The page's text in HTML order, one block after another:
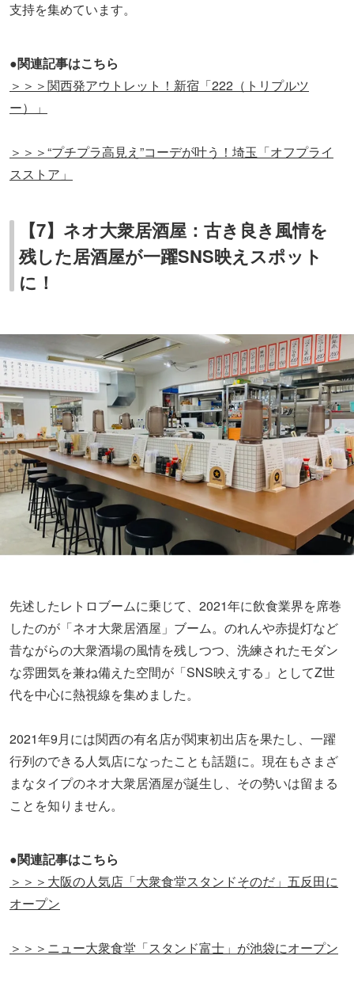
支持を集めています。
●関連記事はこちら
＞＞＞関西発アウトレット！新宿「222（トリプルツ
ー）」
＞＞＞“プチプラ高見え”コーデが叶う！埼玉「オフプライ
スストア」
【7】ネオ大衆居酒屋：古き良き風情を
残した居酒屋が一躍SNS映えスポット
に！
先述したレトロブームに乗じて、2021年に飲食業界を席巻
したのが「ネオ大衆居酒屋」ブーム。のれんや赤提灯など
昔ながらの大衆酒場の風情を残しつつ、洗練されたモダン
な雰囲気を兼ね備えた空間が「SNS映えする」としてZ世
代を中心に熱視線を集めました。
2021年9月には関西の有名店が関東初出店を果たし、一躍
行列のできる人気店になったことも話題に。現在もさまざ
まなタイプのネオ大衆居酒屋が誕生し、その勢いは留まる
ことを知りません。
●関連記事はこちら
＞＞＞大阪の人気店「大衆食堂スタンドそのだ」五反田に
オープン
＞＞＞ニュー大衆食堂「スタンド富士」が池袋にオープン